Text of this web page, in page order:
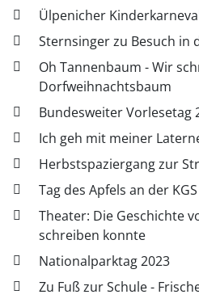
Ülpenicher
Sternsinger zu Besuch in
Oh Tannenbaum - Wir
Dorfweihnachtsbaum
Bundesweiter Vorlesetag
Ich geh mit meiner
Herbstspaziergang zur
Tag des Apfels an der
Theater: Die Geschichte
schreiben konnte
Nationalparktag 2023
Zu Fuß zur Schule -